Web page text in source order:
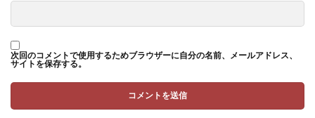
次回のコメントで使用するためブラウザーに自分の名前、メールアドレス、
サイトを保存する。